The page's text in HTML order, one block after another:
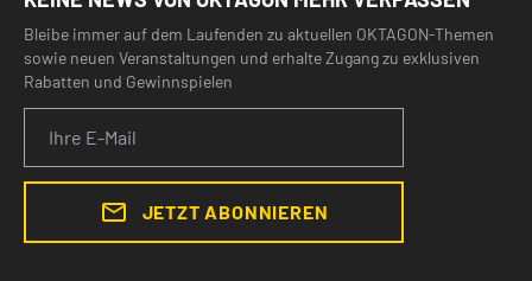
Bleibe immer auf dem Laufenden zu aktuellen OKTAGON-Themen
sowie neuen Veranstaltungen und erhalte Zugang zu exklusiven
Rabatten und Gewinnspielen
JETZT ABONNIEREN